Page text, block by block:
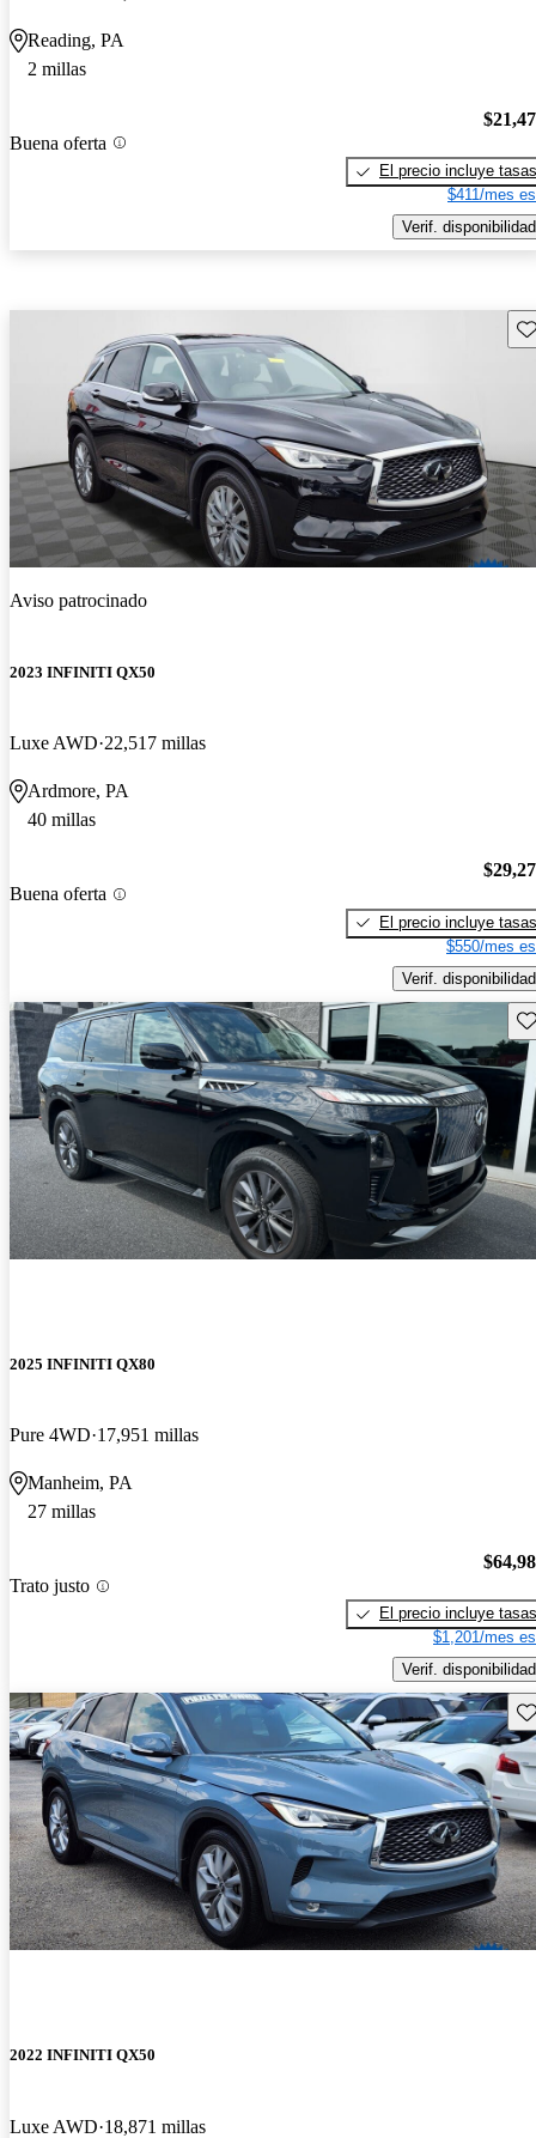
Reading, PA
2 millas
Buena oferta
El precio incluye tasas
$411/mes
Verif. disponibilidad
Aviso patrocinado
2023 INFINITI QX50
Luxe AWD 22,517 millas
Ardmore, PA
40 millas
Buena oferta
El precio incluye tasas
$550/mes
Verif. disponibilidad
2025 INFINITI QX80
Pure 4WD 17,951 millas
Manheim, PA
27 millas
Trato justo
El precio incluye tasas
$1,201/mes
Verif. disponibilidad
2022 INFINITI QX50
Luxe AWD 18,871 millas